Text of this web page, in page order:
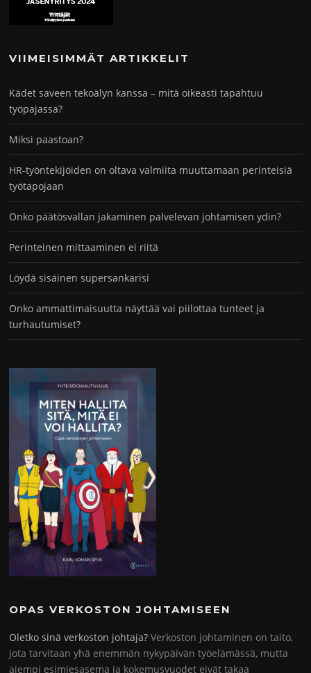
VIIMEISIMMÄT ARTIKKELIT
Kädet saveen tekoälyn kanssa – mitä oikeasti tapahtuu
työpajassa?
Miksi paastoan?
HR-työntekijöiden on oltava valmiita muuttamaan perinteisiä
työtapojaan
Onko päätösvallan jakaminen palvelevan johtamisen ydin?
Perinteinen mittaaminen ei riitä
Löydä sisäinen supersankarisi
Onko ammattimaisuutta näyttää vai piilottaa tunteet ja
turhautumiset?
OPAS VERKOSTON JOHTAMISEEN
Oletko sinä verkoston johtaja? Verkoston johtaminen on taito,
jota tarvitaan yhä enemmän nykypäivän työelämässä, mutta
aiempi esimiesasema ja kokemusvuodet eivät takaa